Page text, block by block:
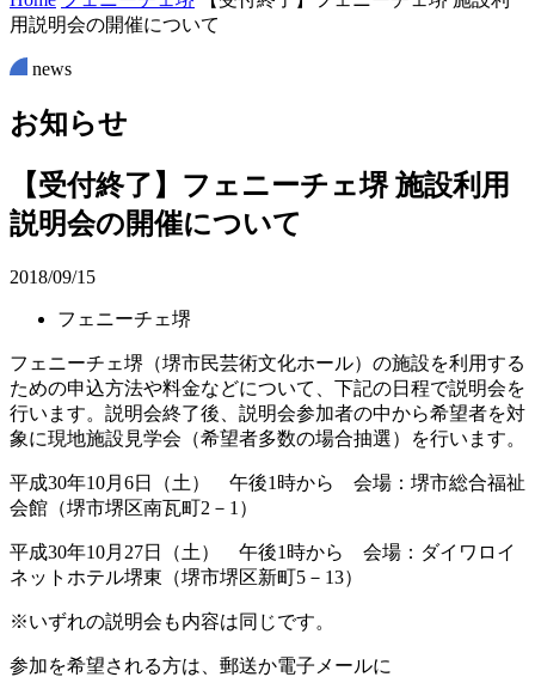
用説明会の開催について
news
お知らせ
【受付終了】フェニーチェ堺 施設利用
説明会の開催について
2018/09/15
フェニーチェ堺
フェニーチェ堺（堺市民芸術文化ホール）の施設を利用する
ための申込方法や料金などについて、下記の日程で説明会を
行います。説明会終了後、説明会参加者の中から希望者を対
象に現地施設見学会（希望者多数の場合抽選）を行います。
平成30年10月6日（土） 午後1時から 会場：堺市総合福祉
会館（堺市堺区南瓦町2－1）
平成30年10月27日（土） 午後1時から 会場：ダイワロイ
ネットホテル堺東（堺市堺区新町5－13）
※いずれの説明会も内容は同じです。
参加を希望される方は、郵送か電子メールに